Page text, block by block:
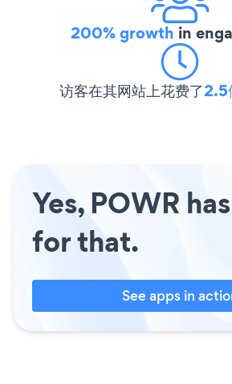
200% growth in
访客在其网站上花费了2.5
Yes, POWR
for that.
See apps in